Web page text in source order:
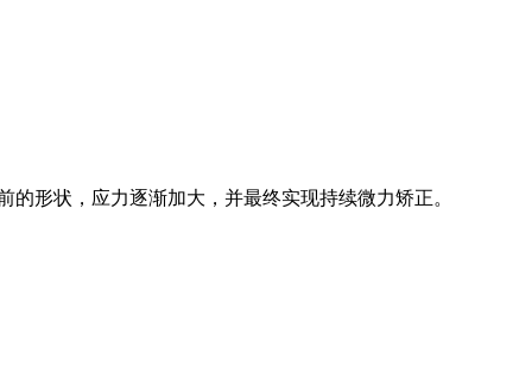
形状，应力逐渐加大，并最终实现持续微力矫正。